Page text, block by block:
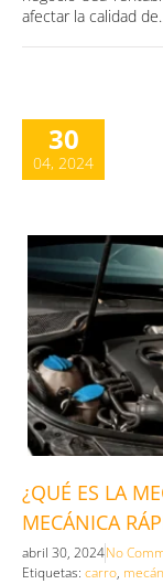
afectar la calidad
30
04, 2024
¿QUÉ ES LA
MECÁNICA
abril 30, 2024No
Etiquetas: carro,